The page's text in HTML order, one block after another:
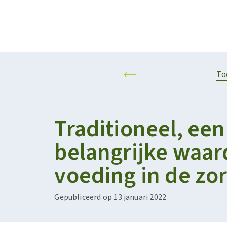
Traditioneel, een
belangrijke
voeding in de
Gepubliceerd op 13 januari 2022